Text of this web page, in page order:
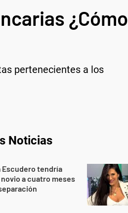
¿Cómo
pertenecientes a los
Noticias
Escudero tendría
a cuatro meses